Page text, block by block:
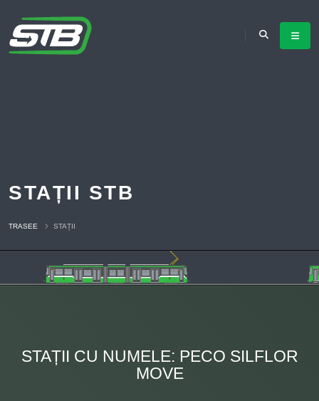
STAȚII STB
TRASEE STAȚII
STAȚII CU NUMELE: PECO SILFLOR
MOVE